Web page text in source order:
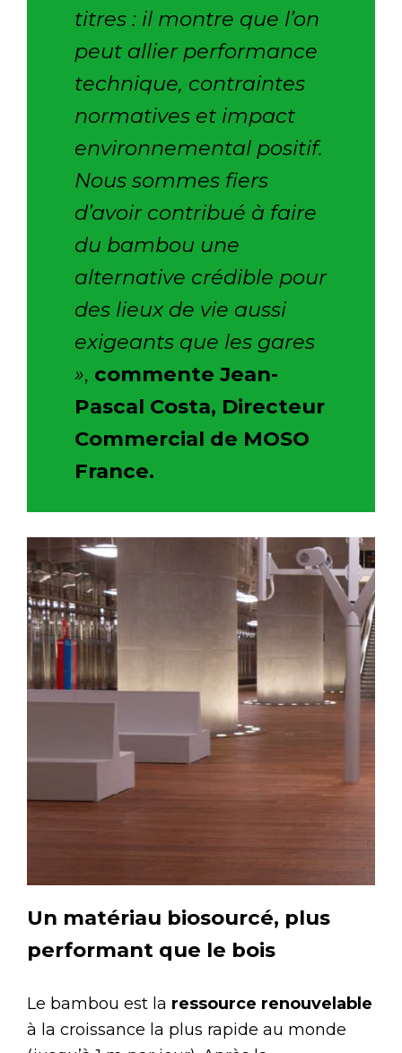
titres : il montre que l’on
peut allier performance
technique, contraintes
normatives et impact
environnemental positif.
Nous sommes fiers
d’avoir contribué à faire
du bambou une
alternative crédible pour
des lieux de vie aussi
exigeants que les gares
», commente Jean-
Pascal Costa, Directeur
Commercial de MOSO
France.
Un matériau biosourcé, plus
performant que le bois
Le bambou est la ressource renouvelable
à la croissance la plus rapide au monde